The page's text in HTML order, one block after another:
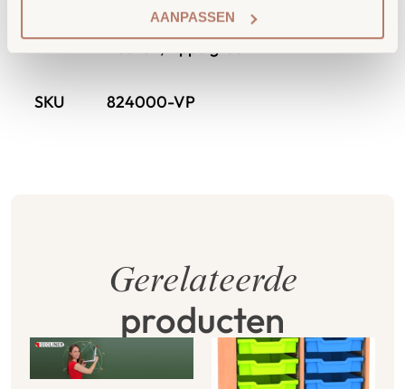
AANPASSEN
Wit, Grijs, Ahorn, Beuken, Licht
Beuken, Appelgroen
SKU 824000-VP
Gerelateerde
producten